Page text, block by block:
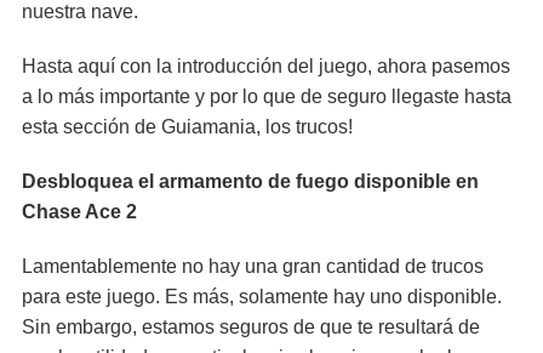
nuestra nave.
Hasta aquí con la introducción del juego, ahora pasemos
a lo más importante y por lo que de seguro llegaste hasta
esta sección de Guiamania, los trucos!
Desbloquea el armamento de fuego disponible en
Chase Ace 2
Lamentablemente no hay una gran cantidad de trucos
para este juego. Es más, solamente hay uno disponible.
Sin embargo, estamos seguros de que te resultará de